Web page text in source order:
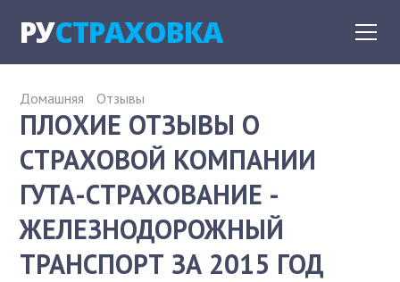
РУСТРАХОВКА
Домашняя Отзывы
ПЛОХИЕ ОТЗЫВЫ О
СТРАХОВОЙ КОМПАНИИ
ГУТА-СТРАХОВАНИЕ -
ЖЕЛЕЗНОДОРОЖНЫЙ
ТРАНСПОРТ ЗА 2015 ГОД